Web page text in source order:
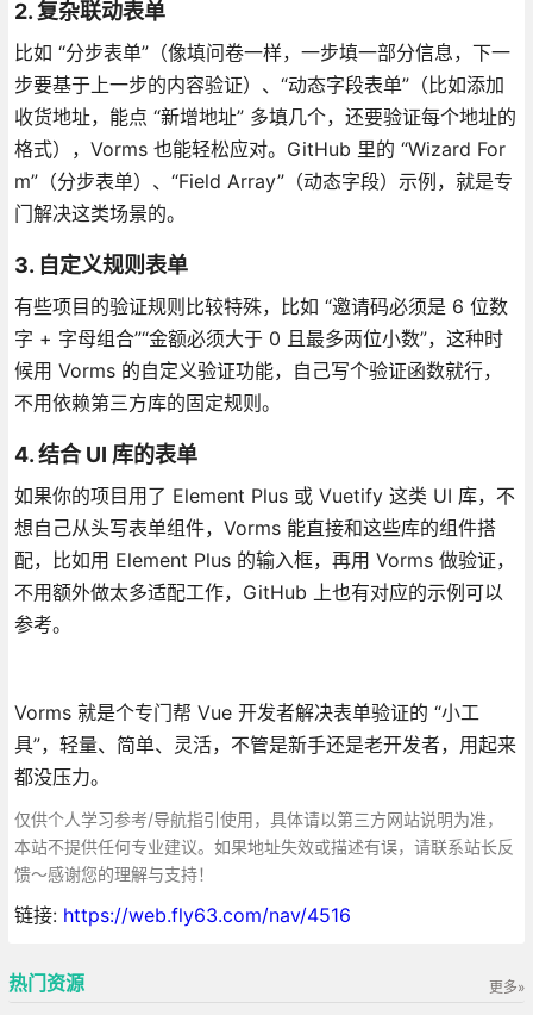
2. 复杂联动表单
比如 “分步表单”（像填问卷一样，一步填一部分信息，下一
步要基于上一步的内容验证）、“动态字段表单”（比如添加
收货地址，能点 “新增地址” 多填几个，还要验证每个地址的
格式），Vorms 也能轻松应对。GitHub 里的 “Wizard For
m”（分步表单）、“Field Array”（动态字段）示例，就是专
门解决这类场景的。
3. 自定义规则表单
有些项目的验证规则比较特殊，比如 “邀请码必须是 6 位数
字 + 字母组合”“金额必须大于 0 且最多两位小数”，这种时
候用 Vorms 的自定义验证功能，自己写个验证函数就行，
不用依赖第三方库的固定规则。
4. 结合 UI 库的表单
如果你的项目用了 Element Plus 或 Vuetify 这类 UI 库，不
想自己从头写表单组件，Vorms 能直接和这些库的组件搭
配，比如用 Element Plus 的输入框，再用 Vorms 做验证，
不用额外做太多适配工作，GitHub 上也有对应的示例可以
参考。
Vorms 就是个专门帮 Vue 开发者解决表单验证的 “小工
具”，轻量、简单、灵活，不管是新手还是老开发者，用起来
都没压力。
仅供个人学习参考/导航指引使用，具体请以第三方网站说明为准，
本站不提供任何专业建议。如果地址失效或描述有误，请联系站长反
馈～感谢您的理解与支持！
链接: https://web.fly63.com/nav/4516
更多»
热门资源